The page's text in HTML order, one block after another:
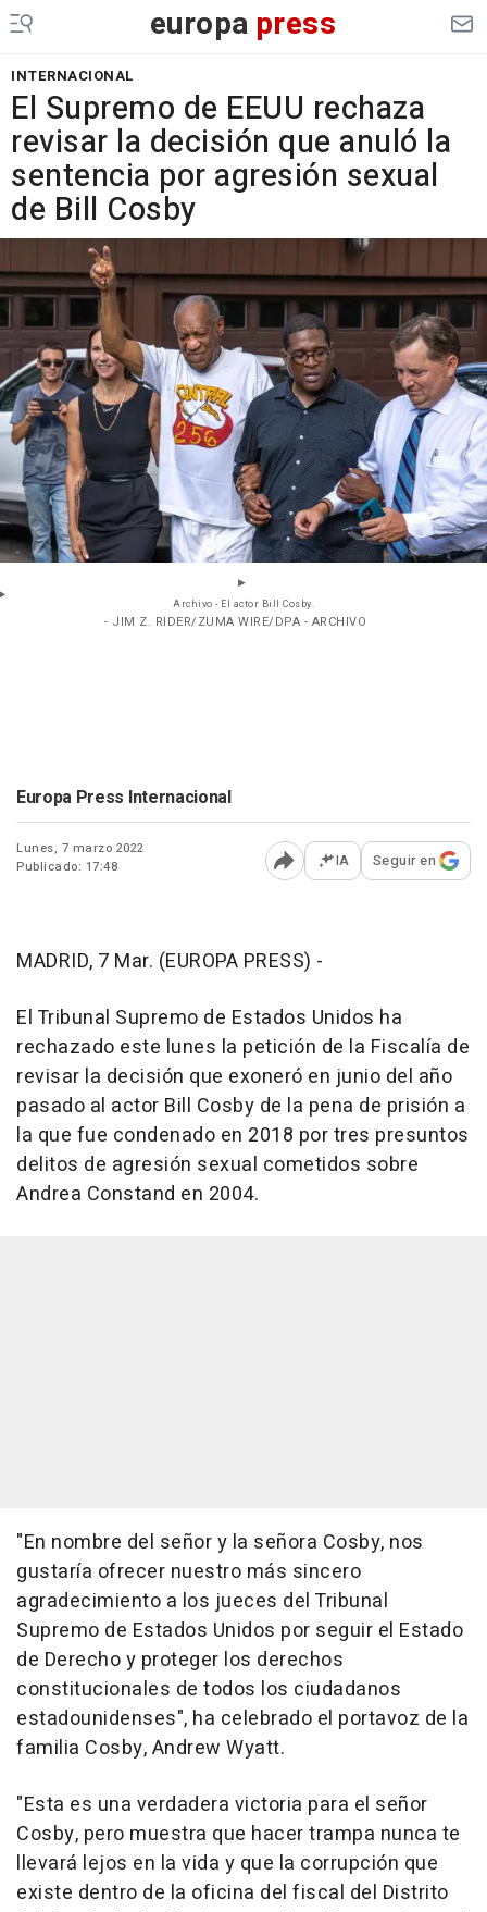
europa press
INTERNACIONAL
El Supremo de EEUU rechaza
revisar la decisión que anuló la
sentencia por agresión sexual
de Bill Cosby
Archivo - El actor Bill Cosby.
- JIM Z. RIDER/ZUMA WIRE/DPA - ARCHIVO
Europa Press Internacional
Lunes, 7 marzo 2022
Publicado: 17:48
Abrir opciones para
IA Seguir en
MADRID, 7 Mar. (EUROPA PRESS) -
El Tribunal Supremo de Estados Unidos ha
rechazado este lunes la petición de la Fiscalía de
revisar la decisión que exoneró en junio del año
pasado al actor Bill Cosby de la pena de prisión a
la que fue condenado en 2018 por tres presuntos
delitos de agresión sexual cometidos sobre
Andrea Constand en 2004.
"En nombre del señor y la señora Cosby, nos
gustaría ofrecer nuestro más sincero
agradecimiento a los jueces del Tribunal
Supremo de Estados Unidos por seguir el Estado
de Derecho y proteger los derechos
constitucionales de todos los ciudadanos
estadounidenses", ha celebrado el portavoz de la
familia Cosby, Andrew Wyatt.
"Esta es una verdadera victoria para el señor
Cosby, pero muestra que hacer trampa nunca te
llevará lejos en la vida y que la corrupción que
existe dentro de la oficina del fiscal del Distrito